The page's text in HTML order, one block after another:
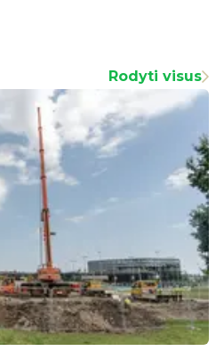
Rodyti visus